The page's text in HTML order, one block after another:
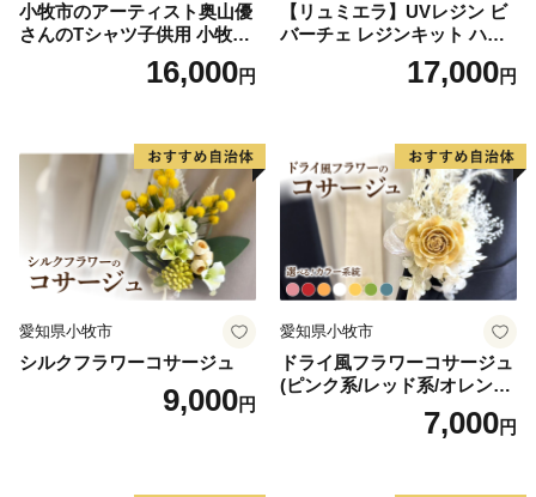
電話：050-5358-4175
メールアドレス：support@taito.furusato-lg.jp
区では、ご厚意による寄附金のうち、100万円以上の
寄附金について、寄附者様の意向を踏まえて基金を設置
しています。
基金については、区で直接寄附申込を受け付け、寄附
目的等をお伺いしますので、事前に下記担当までお問い
合わせ下さい。
台東区企画財政部財政課
電話番号：03-5246-1071
小牧市のアーティスト奥山優
さんのTシャツ子供用 小牧市
16,000円
【リュミエラ】UVレジン ビ
バーチェ レジンキット ハン
ドメイド レジンクラフト ア
クセサリーキット 手作り セ
17,000円
愛知県小牧市
シルクフラワーコサージュ
9,000円
愛知県小牧市
ドライ風フラワーコサージュ
(ピンク系/レッド系/オレンジ
系/ホワイト系/イエロー系/グ
リーン系/ブルー系）7,000円